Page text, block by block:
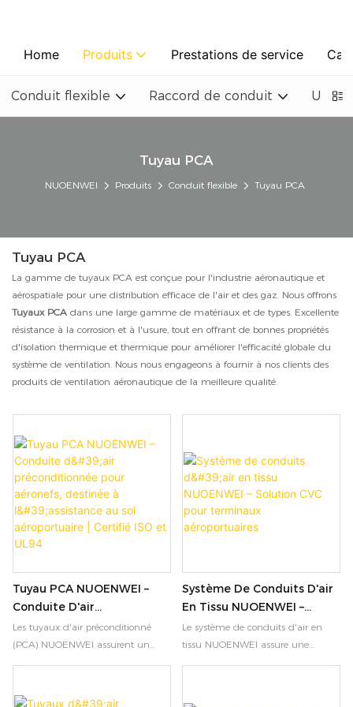
Home Produits Prestations de service Cas
Conduit flexible Raccord de conduit Un
Tuyau PCA
NUOENWEI Produits Conduit flexible Tuyau PCA
Tuyau PCA
La gamme de tuyaux PCA est conçue pour l'industrie aéronautique et
aérospatiale pour une distribution efficace de l'air et des gaz. Nous offrons
Tuyaux PCA dans une large gamme de matériaux et de types. Excellente
résistance à la corrosion et à l'usure, tout en offrant de bonnes propriétés
d'isolation thermique et thermique pour améliorer l'efficacité globale du
système de ventilation. Nous nous engageons à fournir à nos clients des
produits de ventilation aéronautique de la meilleure qualité.
Tuyau PCA NUOENWEI –
Conduite D'air
Préconditionnée Pour
Aéronefs, Destinée À
Et UL94
Les tuyaux d'air préconditionné
(PCA) NUOENWEI assurent un
climatisation au sol vers les
Système De Conduits D'air
En Tissu NUOENWEI –
Solution CVC Pour
Terminaux Aéroportuaires
Le système de conduits d'air en
tissu NUOENWEI assure une